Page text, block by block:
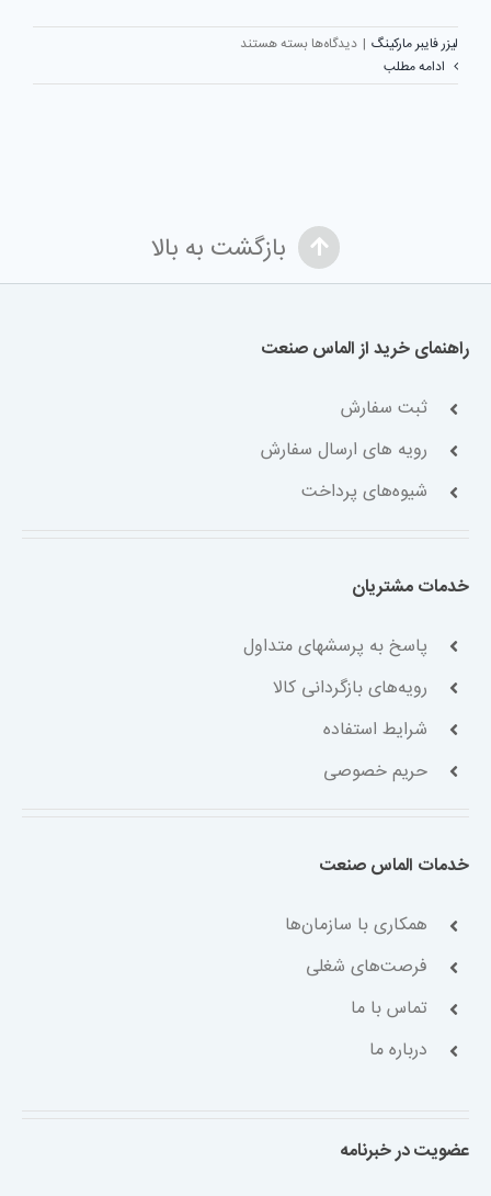
لیزر فایبر مارکینگ | دیدگاه‌ها برای
دستگاه
بسته هستند
ادامه مطلب
بازگشت به بالا
راهنمای خرید از الماس صنعت
ثبت سفارش
رویه های ارسال سفارش
شیوه‌های پرداخت
خدمات مشتریان
پاسخ به پرسشهای متداول
رویه‌های بازگردانی کالا
شرایط استفاده
حریم خصوصی
خدمات الماس صنعت
همکاری با سازمان‌ها
فرصت‌های شغلی
تماس با ما
درباره ما
عضویت در خبرنامه